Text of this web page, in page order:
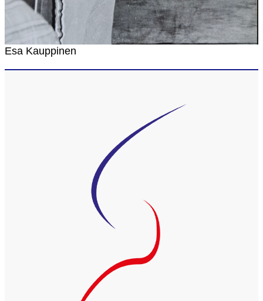
Esa Kauppinen